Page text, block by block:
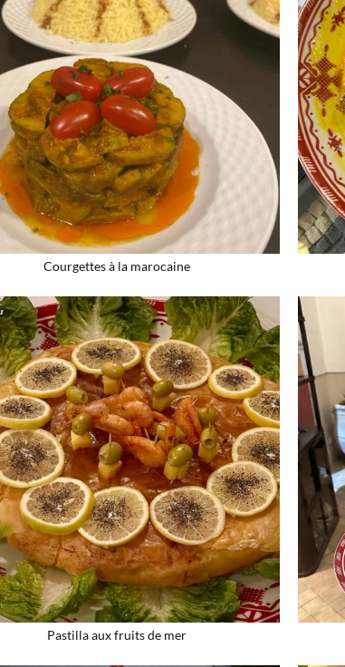
Courgettes à la marocaine
Pastilla aux fruits de mer​